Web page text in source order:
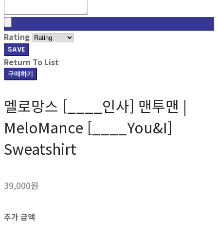
Rating
SAVE
Return To List
구매하기
멜로망스 [____인사] 맨투맨 |
MeloMance [____You&I]
Sweatshirt
39,000원
추가 금액